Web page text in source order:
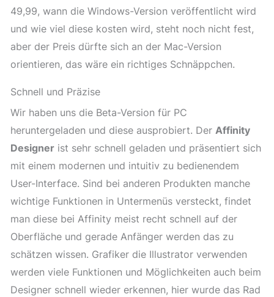
49,99, wann die Windows-Version veröffentlicht wird
und wie viel diese kosten wird, steht noch nicht fest,
aber der Preis dürfte sich an der Mac-Version
orientieren, das wäre ein richtiges Schnäppchen.
Schnell und Präzise
Wir haben uns die Beta-Version für PC
heruntergeladen und diese ausprobiert. DerAffinity
Designer ist sehr schnell geladen und präsentiert sich
mit einem modernen und intuitiv zu bedienendem
User-Interface. Sind bei anderen Produkten manche
wichtige Funktionen in Untermenüs versteckt, findet
man diese bei Affinity meist recht schnell auf der
Oberfläche und gerade Anfänger werden das zu
schätzen wissen. Grafiker die Illustrator verwenden
werden viele Funktionen und Möglichkeiten auch beim
Designer schnell wieder erkennen, hier wurde das Rad